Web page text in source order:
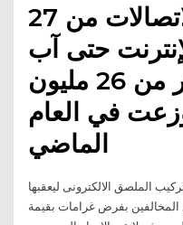
27 ملياراً إيرادات الاتصالات من
حتى آب
… العمال: أكثر من 26 مليون
في العام
الماضي
الملصق الالكترونى ليعقبها
المخالفين بفرض غرامات بقيمة